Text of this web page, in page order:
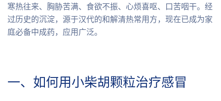
寒热往来、胸胁苦满、食欲不振、心烦喜呕、口苦咽干。经
过历史的沉淀，源于汉代的和解清热常用方，现在已成为家
庭必备中成药，应用广泛。
一、如何用小柴胡颗粒治疗感冒